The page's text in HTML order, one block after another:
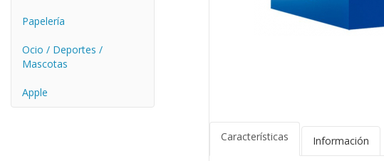
Papelería
Ocio / Deportes /
Mascotas
Apple
Características Información